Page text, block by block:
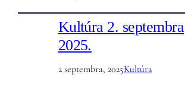
Kultúra 2. septembra
2025.
2 septembra, 2025Kultúra